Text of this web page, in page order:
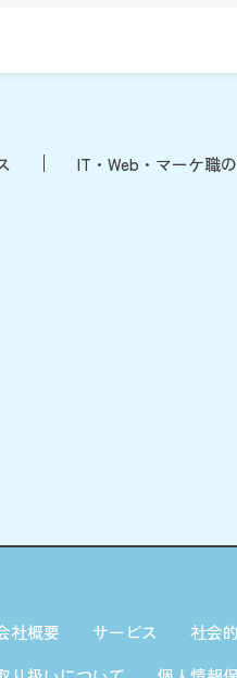
IT・Web・マーケ職
社概要 サービス 社会